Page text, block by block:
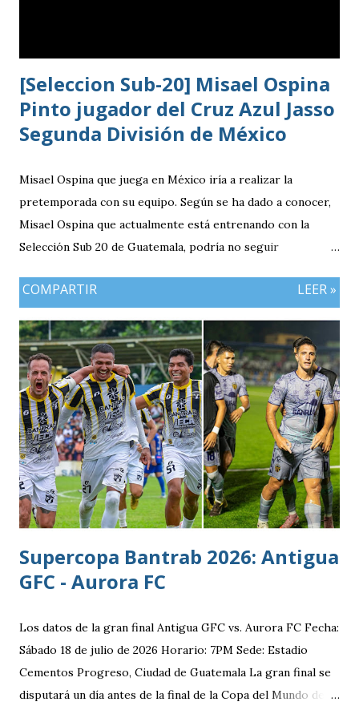
[Seleccion Sub-20] Misael Ospina
Pinto jugador del Cruz Azul Jasso
Segunda División de México
Misael Ospina que juega en México iría a realizar la
pretemporada con su equipo. Según se ha dado a conocer,
Misael Ospina que actualmente está entrenando con la
Selección Sub 20 de Guatemala, podría no seguir
Cruz Azul de México iniciará a realizar su pretemporada.
vivía en Estados Unidos antes de ir a ser una prueba a la
filial del Cruz Azul de México, club al que se vinculó tras
destacar en una gira en Europa. Misael Ospina Pinto Lugar
y fecha de nacimiento: Barberena, Santa Rosa, 29 de julio
1996 Posición: Volante por derecha Peso: 143 libras
Estatura: 1.75 metros Equipo: Cruz Azul de Segunda
División de México Estudios: Quinto bachillerato en México
via. luchosolares.blogspot.com
COMPARTIR LEER »
Supercopa Bantrab 2026: Antigua
GFC - Aurora FC
Los datos de la gran final Antigua GFC vs. Aurora FC Fecha:
Sábado 18 de julio de 2026 Horario: 7PM Sede: Estadio
Cementos Progreso, Ciudad de Guatemala La gran final se
disputará un día antes de la final de la Copa del Mundo de la